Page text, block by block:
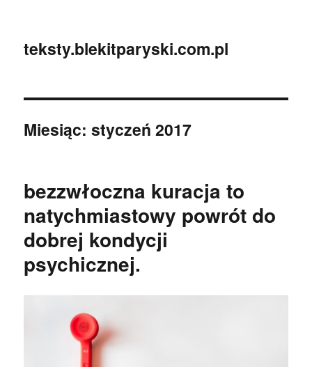
teksty.blekitparyski.com.pl
Miesiąc:styczeń 2017
bezzwłoczna kuracja to
natychmiastowy powrót do
dobrej kondycji
psychicznej.